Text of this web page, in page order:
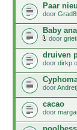
Paar
door
Baby
door
druiven
door dirkp
door
cacao
door